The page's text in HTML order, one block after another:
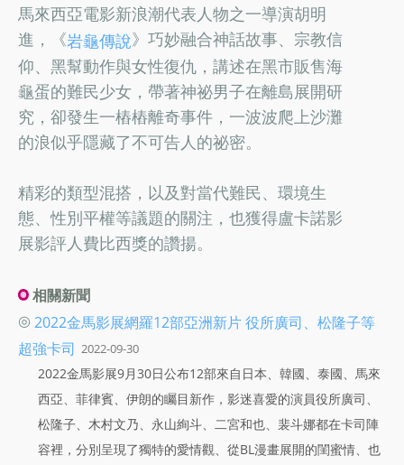
馬來西亞電影新浪潮代表人物之一導演胡明
進，《岩龜傳說》巧妙融合神話故事、宗教信
仰、黑幫動作與女性復仇，講述在黑市販售海
龜蛋的難民少女，帶著神祕男子在離島展開研
究，卻發生一樁樁離奇事件，一波波爬上沙灘
的浪似乎隱藏了不可告人的祕密。
精彩的類型混搭，以及對當代難民、環境生
態、性別平權等議題的關注，也獲得盧卡諾影
展影評人費比西獎的讚揚。
相關新聞
◎ 2022金馬影展網羅12部亞洲新片 役所廣司、松隆子等
超強卡司 2022-09-30
2022金馬影展9月30日公布12部來自日本、韓國、泰國、馬來
西亞、菲律賓、伊朗的矚目新作，影迷喜愛的演員役所廣司、
松隆子、木村文乃、永山絢斗、二宮和也、裴斗娜都在卡司陣
容裡，分別呈現了獨特的愛情觀、從BL漫畫展開的閨蜜情、也